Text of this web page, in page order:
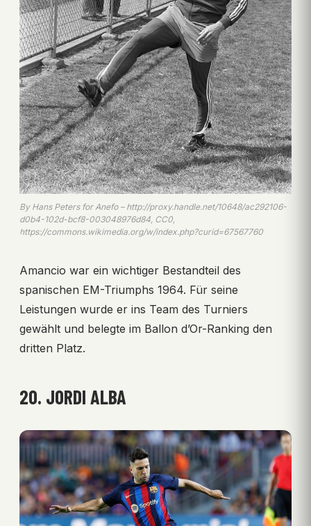
By Hans Peters for Anefo – http://proxy.handle.net/10648/ac292106-
d0b4-102d-bcf8-003048976d84, CC0,
https://commons.wikimedia.org/w/index.php?curid=67567760
Amancio war ein wichtiger Bestandteil des
spanischen EM-Triumphs 1964. Für seine
Leistungen wurde er ins Team des Turniers
gewählt und belegte im Ballon d’Or-Ranking den
dritten Platz.
20. JORDI ALBA